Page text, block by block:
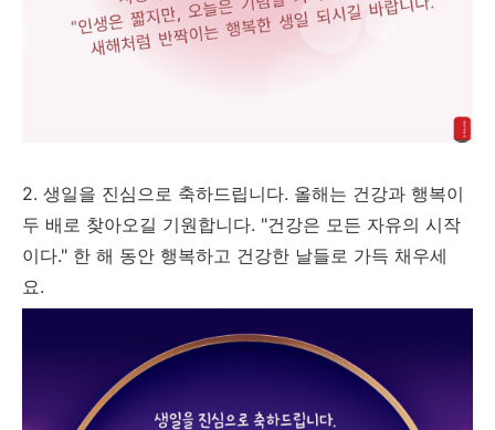
2. 생일을 진심으로 축하드립니다. 올해는 건강과 행복이
두 배로 찾아오길 기원합니다. "건강은 모든 자유의 시작
이다." 한 해 동안 행복하고 건강한 날들로 가득 채우세
요.